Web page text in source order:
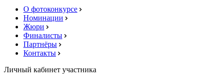
О фотоконкурсе
Номинации
Жюри
Финалисты
Партнёры
Контакты
Личный кабинет участника